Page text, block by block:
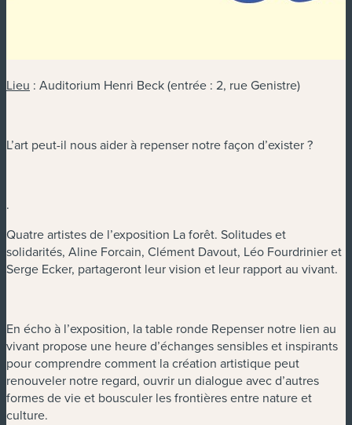
Lieu : Auditorium Henri Beck (entrée : 2, rue Genistre)
L’art peut-il nous aider à repenser notre façon d’exister ?
.
Quatre artistes de l’exposition La forêt. Solitudes et
solidarités, Aline Forcain, Clément Davout, Léo Fourdrinier et
Serge Ecker, partageront leur vision et leur rapport au vivant.
En écho à l’exposition, la table ronde Repenser notre lien au
vivant propose une heure d’échanges sensibles et inspirants
pour comprendre comment la création artistique peut
renouveler notre regard, ouvrir un dialogue avec d’autres
formes de vie et bousculer les frontières entre nature et
culture.